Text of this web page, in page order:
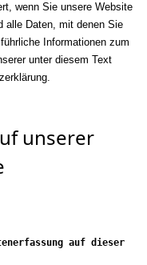
wenn Sie unsere Website
alle Daten, mit denen Sie
Informationen zum
unter diesem Text
unserer
auf dieser